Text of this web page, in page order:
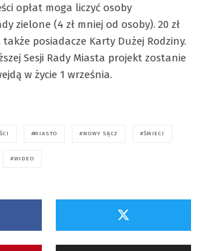
opłat moga liczyć osoby
zielone (4 zł mniej od osoby). 20 zł
także posiadacze Karty Dużej Rodziny.
Sesji Rady Miasta projekt zostanie
w życie 1 września.
MIASTO NOWY SĄCZ ŚMIECI
WIDEO